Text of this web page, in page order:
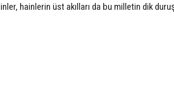
hainlerin üst akılları da bu milletin dik